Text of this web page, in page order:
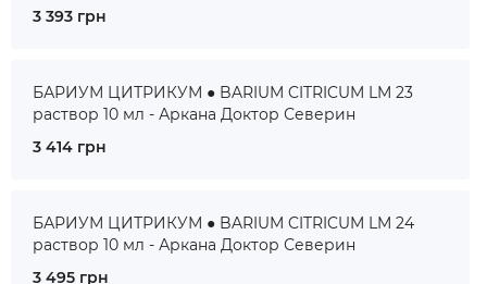
3 393 грн
БАРИУМ ЦИТРИКУМ ● BARIUM CITRICUM LM 23
раствор 10 мл - Аркана Доктор Северин
3 414 грн
БАРИУМ ЦИТРИКУМ ● BARIUM CITRICUM LM 24
раствор 10 мл - Аркана Доктор Северин
3 495 грн